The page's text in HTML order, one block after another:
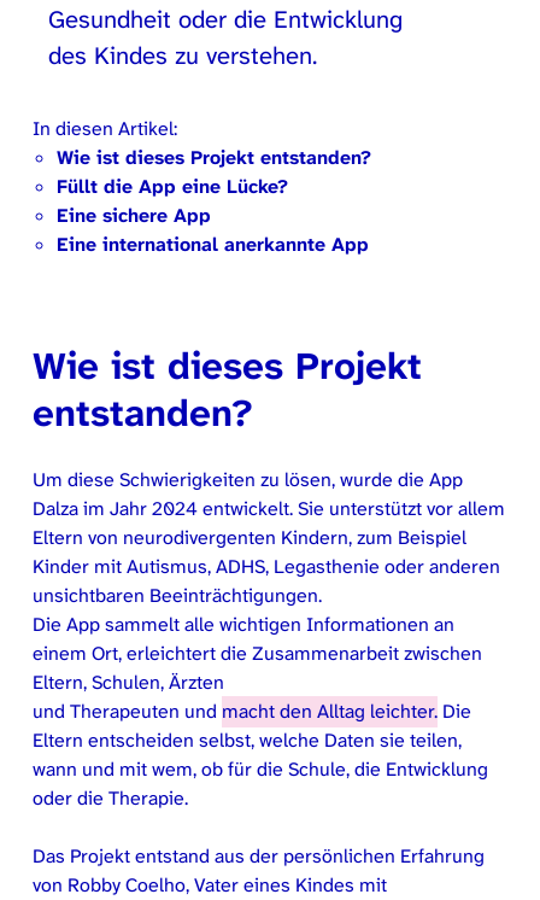
Gesundheit oder die Entwicklung
des Kindes zu verstehen.
In diesen Artikel:
Wie ist dieses Projekt entstanden?
Füllt die App eine Lücke?
Eine sichere App
Eine international anerkannte App
Wie ist dieses Projekt
entstanden?
Um diese Schwierigkeiten zu lösen, wurde die App
Dalza im Jahr 2024 entwickelt. Sie unterstützt vor allem
Eltern von neurodivergenten Kindern, zum Beispiel
Kinder mit Autismus, ADHS, Legasthenie oder anderen
unsichtbaren Beeinträchtigungen.
Die App sammelt alle wichtigen Informationen an
einem Ort, erleichtert die Zusammenarbeit zwischen
Eltern, Schulen, Ärzten
und Therapeuten und macht den Alltag leichter.Die
Eltern entscheiden selbst, welche Daten sie teilen,
wann und mit wem, ob für die Schule, die Entwicklung
oder die Therapie.
Das Projekt entstand aus der persönlichen Erfahrung
von Robby Coelho, Vater eines Kindes mit